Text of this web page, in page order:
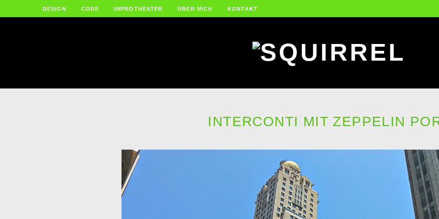
DESIGN CODE IMPROTHEATER ÜBER MICH KONTAKT
INTERCONTI MIT ZEPPELIN